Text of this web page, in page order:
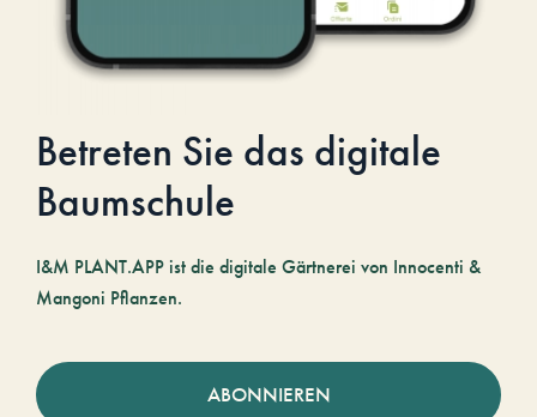
Betreten Sie das digitale
Baumschule
I&M PLANT.APP ist die digitale Gärtnerei von Innocenti &
Mangoni Pflanzen.
ABONNIEREN